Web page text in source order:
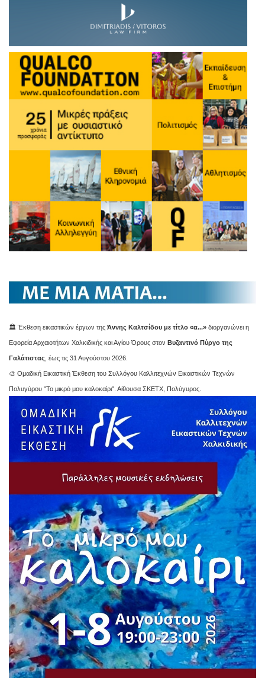
🏛️ Έκθεση εικαστικών έργων της Άννης Καλτσίδου με τίτλο «α...» διοργανώνει η
Εφορεία Αρχαιοτήτων Χαλκιδικής και Αγίου Όρους στον Βυζαντινό Πύργο της
Γαλάτιστας , έως τις 31 Αυγούστου 2026.
🎨 Ομαδική Εικαστική Έκθεση του Συλλόγου Καλλιτεχνών Εικαστικών Τεχνών
Πολυγύρου "Το μικρό μου καλοκαίρι". Αίθουσα ΣΚΕΤΧ, Πολύγυρος.